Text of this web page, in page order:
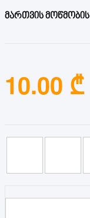
მართვის მოწმობის
10.00 ₾